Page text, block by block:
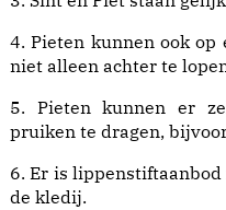
4. Pieten kunnen ook
niet alleen achter te
5. Pieten kunnen er
pruiken te dragen,
6. Er is
de kledij.